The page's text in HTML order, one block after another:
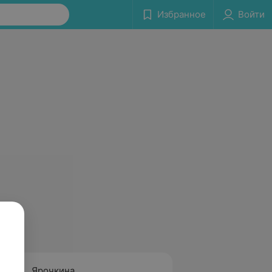
Избранное Войти